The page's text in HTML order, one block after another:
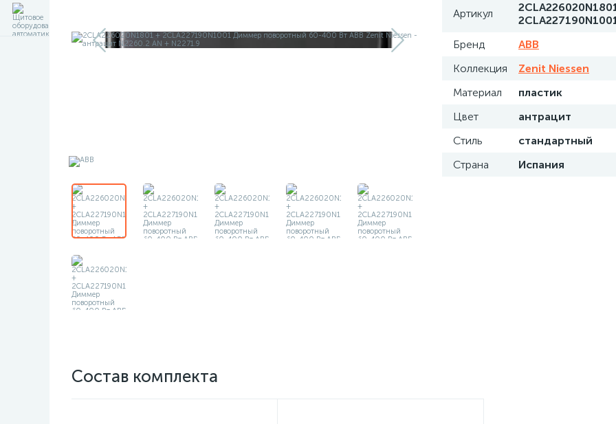
Артикул
Бренд
ABB
Коллекция
Zenit Niessen
Материал
пластик
Цвет
антрацит
Стиль
стандартный
Страна
Испания
Состав комплекта